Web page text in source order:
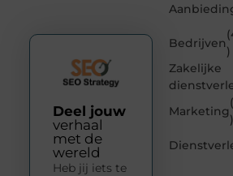
Bedrijven
)
Zakelijke
Marketing
)
Deel jouw
verhaal
met de
wereld
Heb jij iets te